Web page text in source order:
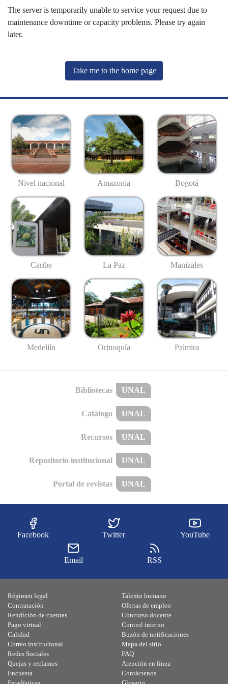
The server is temporarily unable to service your request due to
maintenance downtime or capacity problems. Please try again
later.
Take me to the home page
Nivel nacional Amazonía Bogotá
Caribe La Paz Manizales
Medellín Orinoquía Palmira
Bibliotecas UNAL
Catálogo UNAL
Recursos UNAL
Repositorio institucional UNAL
Portal de revistas UNAL
Facebook Twitter YouTube
Email RSS
Régimen legal
Contratación
Rendición de cuentas
Pago virtual
Calidad
Talento humano
Ofertas de empleo
Concurso docente
Control interno
Buzón de notificaciones
Correo institucional
Redes Sociales
Quejas y reclamos
Encuesta
Mapa del sitio
FAQ
Atención en línea
Contáctenos